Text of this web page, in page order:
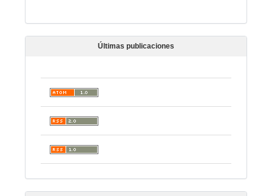
Últimas publicaciones